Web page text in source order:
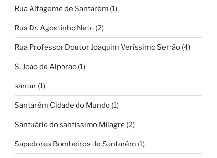
Rua Alfageme de Santarém (1)
Rua Dr. Agostinho Neto (2)
Rua Professor Doutor Joaquim Veríssimo Serrão (4)
S. João de Alporão (1)
santar (1)
Santarém Cidade do Mundo (1)
Santuário do santíssimo Milagre (2)
Sapadores Bombeiros de Santarém (1)